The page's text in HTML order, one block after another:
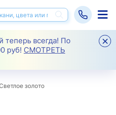
теперь всегда! По
руб! СМОТРЕТЬ
золото